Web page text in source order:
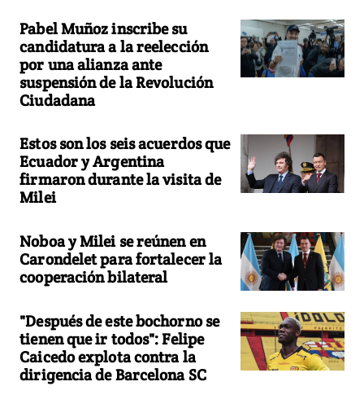
Pabel Muñoz inscribe su
candidatura a la reelección
por una alianza ante
suspensión de la Revolución
Ciudadana
Estos son los seis acuerdos que
Ecuador y Argentina
firmaron durante la visita de
Milei
Noboa y Milei se reúnen en
Carondelet para fortalecer la
cooperación bilateral
"Después de este bochorno se
tienen que ir todos": Felipe
Caicedo explota contra la
dirigencia de Barcelona SC